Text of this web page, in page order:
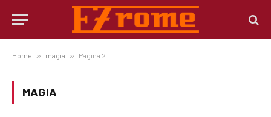
Home » magia » Pagina 2
MAGIA